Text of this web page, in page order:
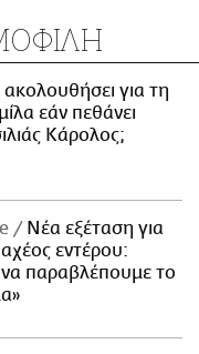
για τη
εάν πεθάνει
Κάρολος;
Νέα εξέταση για
εντέρου:
να παραβλέπουμε το